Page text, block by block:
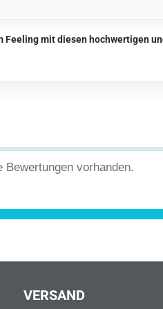
Feeling mit diesen hochwertigen
Bewertungen vorhanden.
VERSAND